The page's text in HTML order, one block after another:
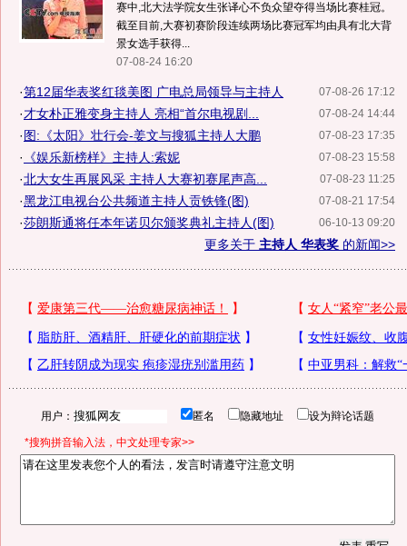
赛中,北大法学院女生张译心不负众望夺得当场比赛桂冠。
截至目前,大赛初赛阶段连续两场比赛冠军均由具有北大背
景女选手获得...
07-08-24 16:20
07-08-26 17:12
·第12届华表奖红毯美图 广电总局领导与主持人
07-08-24 14:44
·才女朴正雅变身主持人 亮相“首尔电视剧...
07-08-23 17:35
·图:《太阳》壮行会-姜文与搜狐主持人大鹏
07-08-23 15:58
· 《娱乐新榜样》主持人:索妮
07-08-23 11:25
·北大女生再展风采 主持人大赛初赛尾声高...
07-08-21 17:54
·黑龙江电视台公共频道主持人贡铁锋(图)
06-10-13 09:20
·莎朗斯通将任本年诺贝尔颁奖典礼主持人(图)
更多关于 主持人 华表奖 的新闻>>
用户： 匿名 隐藏地址 设为辩论话题
*搜狗拼音输入法，中文处理专家>>